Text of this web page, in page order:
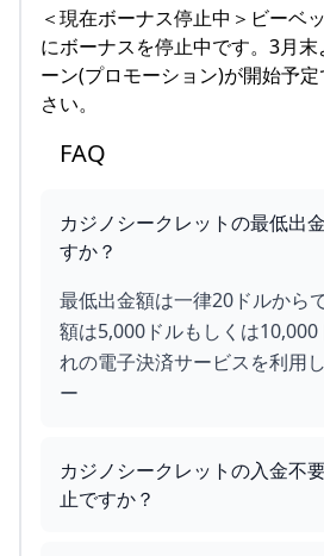
＜現在ボーナス停止中＞ビーベ
にボーナスを停止中です。3月
ーン(プロモーション)が開始予
さい。
FAQ
カジノシークレットの最低出
すか？
最低出金額は一律20ドルから
額は5,000ドルもしくは
れの電子決済サービスを利用
ー
カジノシークレットの入金不
止ですか？